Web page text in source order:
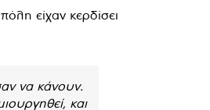
είχαν κερδίσει
να κάνουν.
και